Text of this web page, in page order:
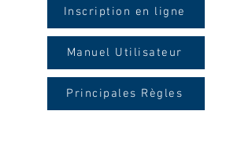
Inscription en ligne
Manuel Utilisateur
Principales Règles